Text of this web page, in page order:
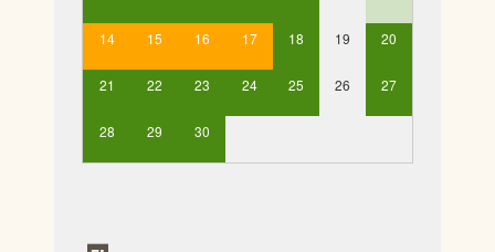
14 15 16 17 18 19 20
21 22 23 24 25 26 27
28 29 30